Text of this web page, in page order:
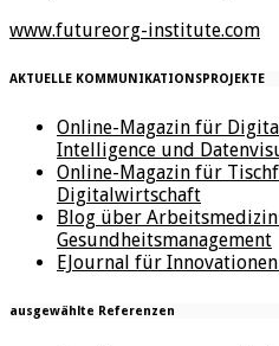
www.futureorg-institute.com
AKTUELLE KOMMUNIKATIONSPROJEKTE
Online-Magazin für
Intelligence und
Online-Magazin für
Digitalwirtschaft
Blog über
Gesundheitsmanagement
EJournal für
ausgewählte Referenzen